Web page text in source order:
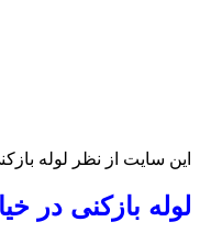
این سایت از نظر لوله بازکنی و
لوله بازکنی در